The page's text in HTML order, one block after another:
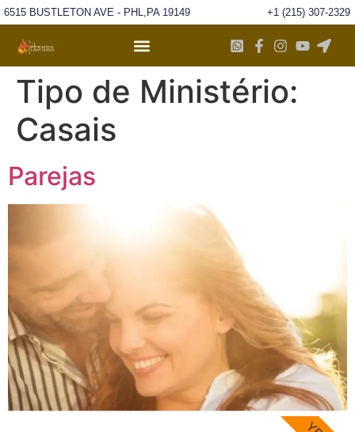
6515 BUSTLETON AVE - PHL,PA 19149 +1 (215) 307-2329
Tipo de Ministério:
Casais
Parejas